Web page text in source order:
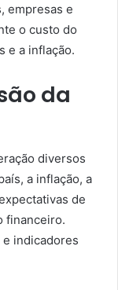
empresas e
o custo do
e a inflação.
da
diversos
a inflação, a
de
financeiro.
indicadores